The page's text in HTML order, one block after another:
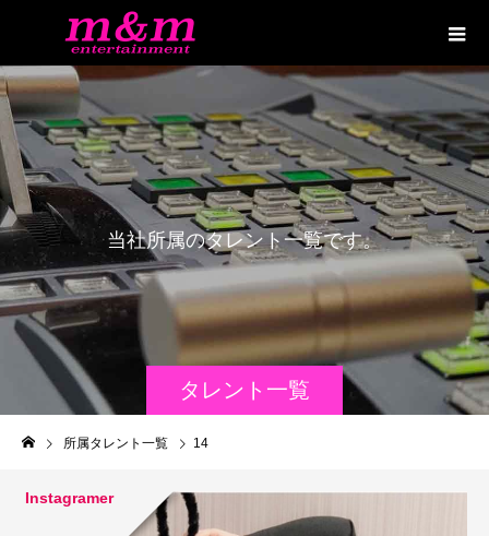
タレント一覧
当社所属のタレント 一覧です。
所属タレント一覧 14
Instagramer